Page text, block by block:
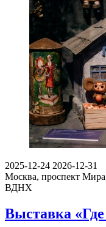
2025-12-24 2026-12-31
Москва, проспект
ВДНХ
Выставка